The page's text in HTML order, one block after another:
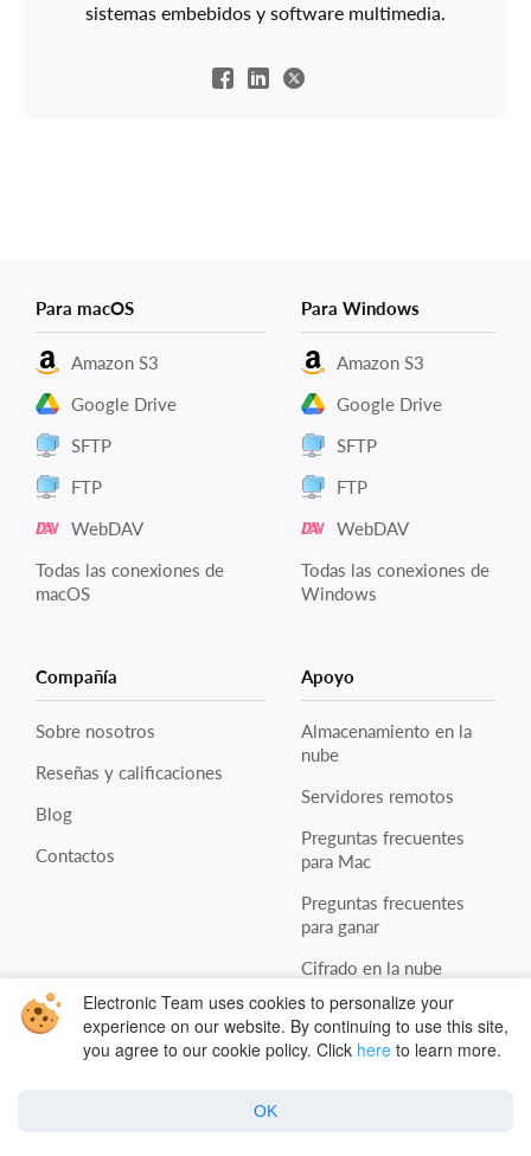
sistemas embebidos y software multimedia.
Para macOS
Amazon S3
Google Drive
SFTP
FTP
WebDAV
Todas las conexiones de
macOS
Para Windows
Amazon S3
Google Drive
SFTP
FTP
WebDAV
Todas las conexiones de
Windows
Compañía
Sobre nosotros
Reseñas y calificaciones
Blog
Contactos
Apoyo
Almacenamiento en la
nube
Servidores remotos
Preguntas frecuentes
para Mac
Preguntas frecuentes
para ganar
Cifrado en la nube
Seguridad en la nube
Electronic Team uses cookies to personalize your
experience on our website. By continuing to use this site,
you agree to our cookie policy. Click here to learn more.
OK